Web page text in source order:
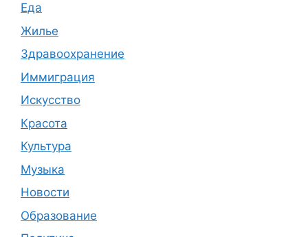
Еда
Жилье
Здравоохранение
Иммиграция
Искусство
Красота
Культура
Музыка
Новости
Образование